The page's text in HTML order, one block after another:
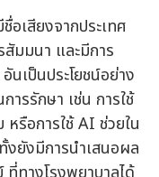
เสียงจากประเทศ
สัมมนา และมีการ
นเป็นประโยชน์อย่าง
ารรักษา เช่น การใช้
รือการใช้ AI ช่วยใน
ยังมีการนำเสนอผล